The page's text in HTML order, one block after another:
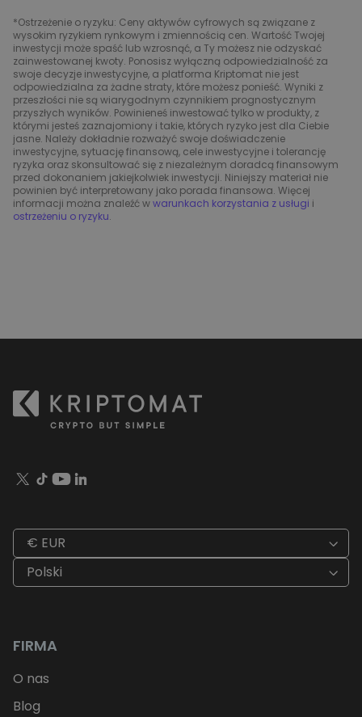
*Ostrzeżenie o ryzyku: Ceny aktywów cyfrowych są związane z
wysokim ryzykiem rynkowym i zmiennością cen. Wartość Twojej
inwestycji może spaść lub wzrosnąć, a Ty możesz nie odzyskać
zainwestowanej kwoty. Ponosisz wyłączną odpowiedzialność za
swoje decyzje inwestycyjne, a platforma Kriptomat nie jest
odpowiedzialna za żadne straty, które możesz ponieść. Wyniki z
przeszłości nie są wiarygodnym czynnikiem prognostycznym
przyszłych wyników. Powinieneś inwestować tylko w produkty, z
którymi jesteś zaznajomiony i takie, których ryzyko jest dla Ciebie
jasne. Należy dokładnie rozważyć swoje doświadczenie
inwestycyjne, sytuację finansową, cele inwestycyjne i tolerancję
ryzyka oraz skonsultować się z niezależnym doradcą finansowym
przed dokonaniem jakiejkolwiek inwestycji. Niniejszy materiał nie
powinien być interpretowany jako porada finansowa. Więcej
informacji można znaleźć wwarunkach korzystania z usługi i
ostrzeżeniu o ryzyku.
€ EUR
Polski
FIRMA
O nas
Blog